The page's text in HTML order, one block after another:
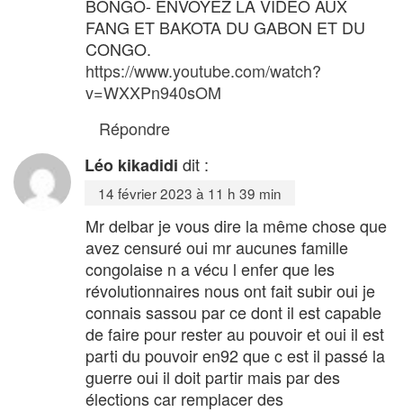
BONGO- ENVOYEZ LA VIDÉO AUX
FANG ET BAKOTA DU GABON ET DU
CONGO.
https://www.youtube.com/watch?
v=WXXPn940sOM
Répondre
Léo kikadidi dit :
14 février 2023 à 11 h 39 min
Mr delbar je vous dire la même chose que
avez censuré oui mr aucunes famille
congolaise n a vécu l enfer que les
révolutionnaires nous ont fait subir oui je
connais sassou par ce dont il est capable
de faire pour rester au pouvoir et oui il est
parti du pouvoir en92 que c est il passé la
guerre oui il doit partir mais par des
élections car remplacer des